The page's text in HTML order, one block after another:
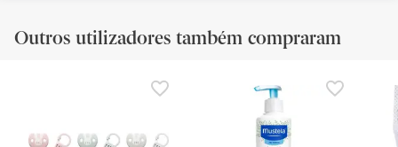
Outros utilizadores também compraram